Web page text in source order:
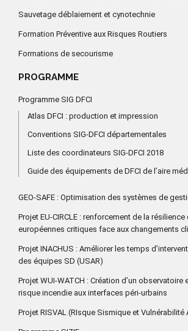
Sauvetage déblaiement et cynotechnie
Formation Préventive aux Risques Routiers
Formations de secourisme
PROGRAMME
Programme SIG DFCI
Atlas DFCI : production et impression
Conventions SIG-DFCI départementales
Liste des coordinateurs SIG-DFCI 2018
Guide des équipements de DFCI de l’aire
GEO-SAFE : Optimisation des systèmes de
Projet EU-CIRCLE : renforcement de la
européennes critiques face aux changements
Projet INACHUS : Améliorer les temps
des équipes SD (USAR)
Projet WUI-WATCH : Création d’un observatoire
risque incendie aux interfaces péri-urbains
Projet RISVAL (RIsque Sismique et Vulnérabilité